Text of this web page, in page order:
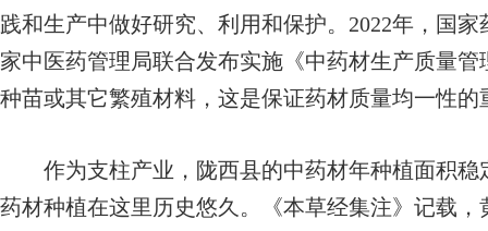
践和生产中做好研究、利用和保护。2022年，国
家中医药管理局联合发布实施《中药材生产质量
种苗或其它繁殖材料，这是保证药材质量均一性的
作为支柱产业，陇西县的中药材年种植面积稳
药材种植在这里历史悠久。《本草经集注》记载